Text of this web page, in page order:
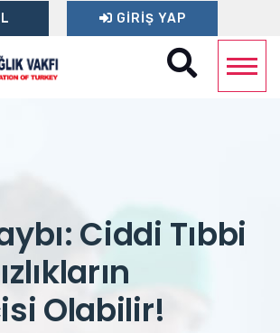
GIRIŞ YAP
Ciddi Tıbbi
Olabilir!